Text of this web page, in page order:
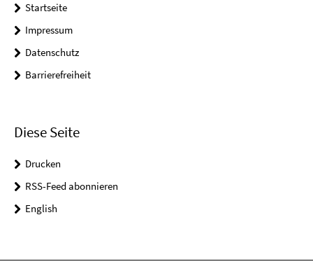
Startseite
Impressum
Datenschutz
Barrierefreiheit
Diese Seite
Drucken
RSS-Feed abonnieren
English